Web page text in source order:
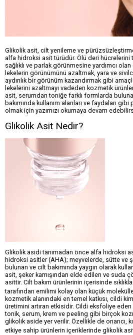
Glikolik asit, cilt yenileme ve
alfa hidroksi asit türüdür. Ölü deri hücrelerini
sağlıklı ve parlak görünmesine yardımcı
lekelerin görünümünü azaltmak, yara ve
aydınlık bir görünüm kazandırmak gibi
lekelerini azaltmayı vadeden kozmetik
asit, serumdan toniğe farklı formlarda
bakımında kullanım alanları ve faydaları
olmak için yazımızı okumaya devam
Glikolik Asit Nedir?
Glikolik asidi tanımadan önce alfa hidroksi
hidroksi asitler (AHA); meyvelerde, sütte ve
bulunan ve cilt bakımında yaygın olarak
asit, şeker kamışından elde edilen ve suda
asittir. Cilt bakım ürünlerinin içerisinde
tarafından emilimi kolay olan küçük
kozmetik alanındaki en temel katkısı, cildi
üretimini artıran etkisidir. Cildi eksfoliye
tonik, serum, krem ve peeling gibi birçok
glikolik aside yer verilir. Özellikle de onarıcı,
etkiye sahip ürünlerin içeriklerinde glikolik